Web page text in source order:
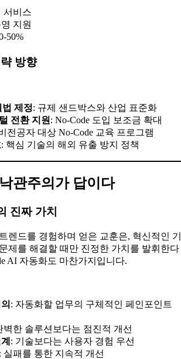
서비스
지원
50%
방향
제정: 규제 샌드박스와 산업 표준화
전환 지원 : No-Code 도입 보조금 확대
전공자 대상 No-Code 교육 프로그램
: 핵심 기술의 해외 유출 방지 정책
관주의가 답이다
진짜 가치
렌드를 경험하며 얻은 교훈은, 혁신적인
제를 해결할 때만 진정한 가치를 발휘한다
AI 자동화도 마찬가지입니다.
: 자동화할 업무의 구체적인 페인포인트
벽한 솔루션보다는 점진적 개선
: 기술보다는 사용자 경험 우선
: 실패를 통한 지속적 개선